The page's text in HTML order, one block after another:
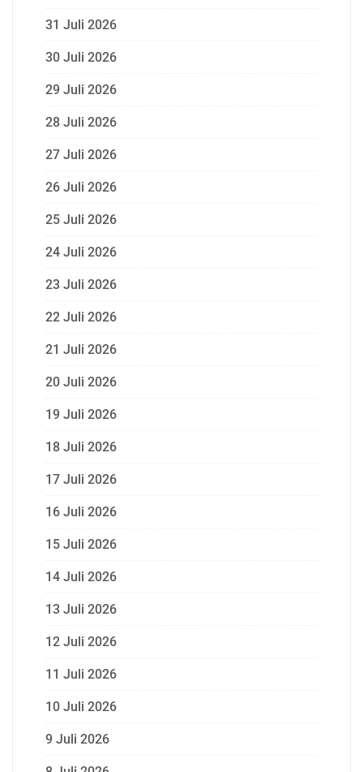
31 Juli 2026
30 Juli 2026
29 Juli 2026
28 Juli 2026
27 Juli 2026
26 Juli 2026
25 Juli 2026
24 Juli 2026
23 Juli 2026
22 Juli 2026
21 Juli 2026
20 Juli 2026
19 Juli 2026
18 Juli 2026
17 Juli 2026
16 Juli 2026
15 Juli 2026
14 Juli 2026
13 Juli 2026
12 Juli 2026
11 Juli 2026
10 Juli 2026
9 Juli 2026